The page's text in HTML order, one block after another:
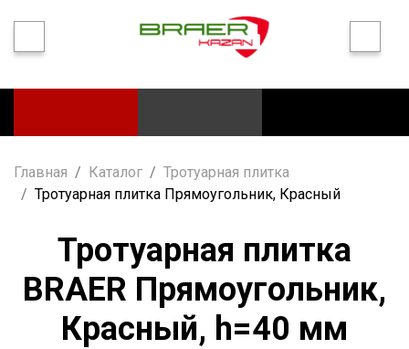
Главная Каталог
Тротуарная плитка
Тротуарная плитка Прямоугольник, Красный
Тротуарная плитка
BRAER Прямоугольник,
Красный, h=40 мм